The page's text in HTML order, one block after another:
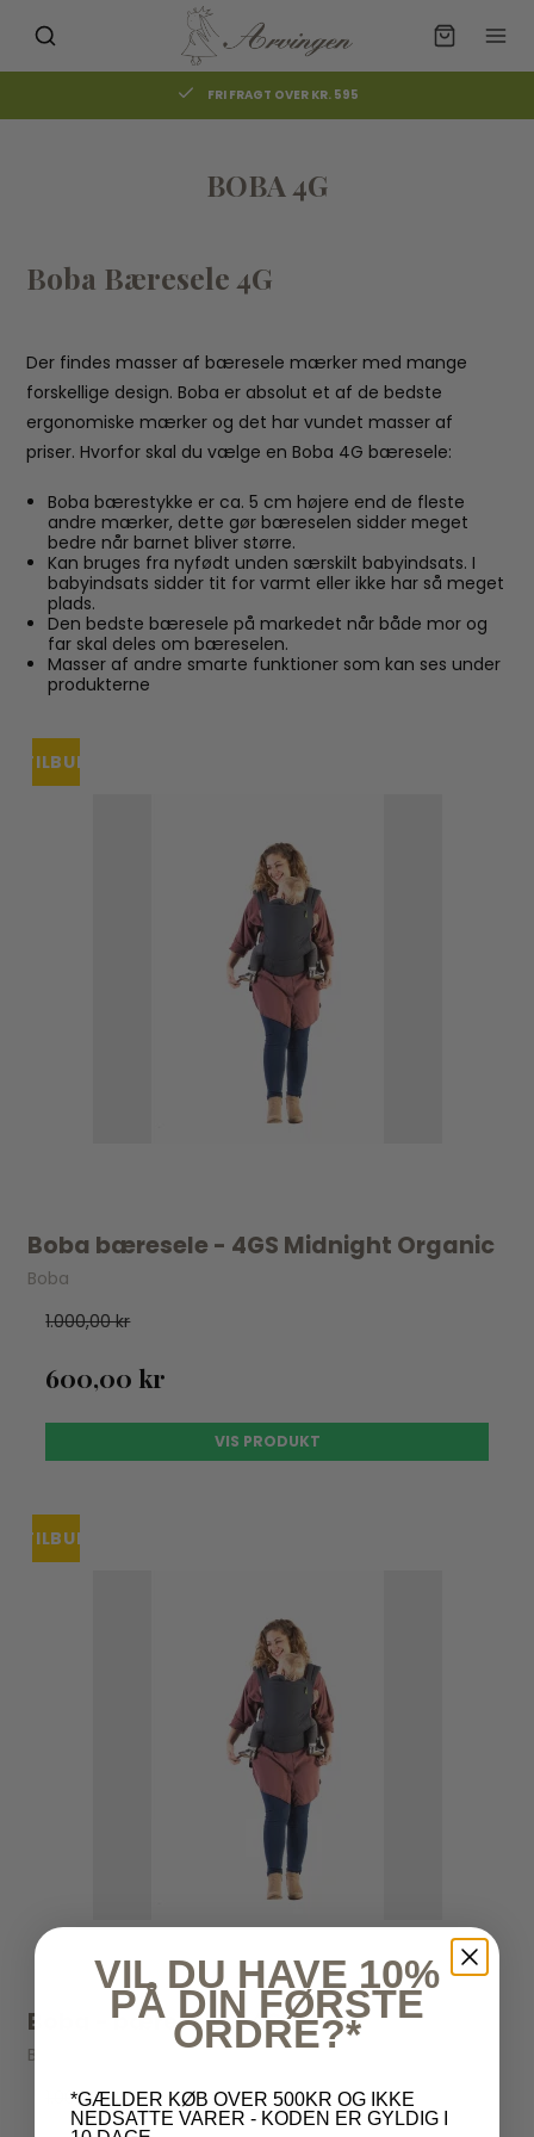
FRI FRAGT OVER KR. 595
BOBA 4G
Boba Bæresele 4G
Der findes masser af bæresele mærker med mange
forskellige design. Boba er absolut et af de bedste
ergonomiske mærker og det har vundet masser af
priser. Hvorfor skal du vælge en Boba 4G bæresele:
Boba bærestykke er ca. 5 cm højere end de fleste
andre mærker, dette gør bæreselen sidder meget
bedre når barnet bliver større.
Kan bruges fra nyfødt unden særskilt babyindsats. I
babyindsats sidder tit for varmt eller ikke har så meget
plads.
Den bedste bæresele på markedet når både mor og
far skal deles om bæreselen.
Masser af andre smarte funktioner som kan ses under
produkterne
TILBUD
Boba bæresele - 4GS Midnight Organic
Boba
1.000,00 kr
600,00 kr
VIS PRODUKT
TILBUD
Boba - bæresele - 4GS Navy
Boba
1.000,00 kr
VIL DU HAVE 10%
PÅ DIN FØRSTE
ORDRE?*
*GÆLDER KØB OVER 500KR OG IKKE
NEDSATTE VARER - KODEN ER GYLDIG I